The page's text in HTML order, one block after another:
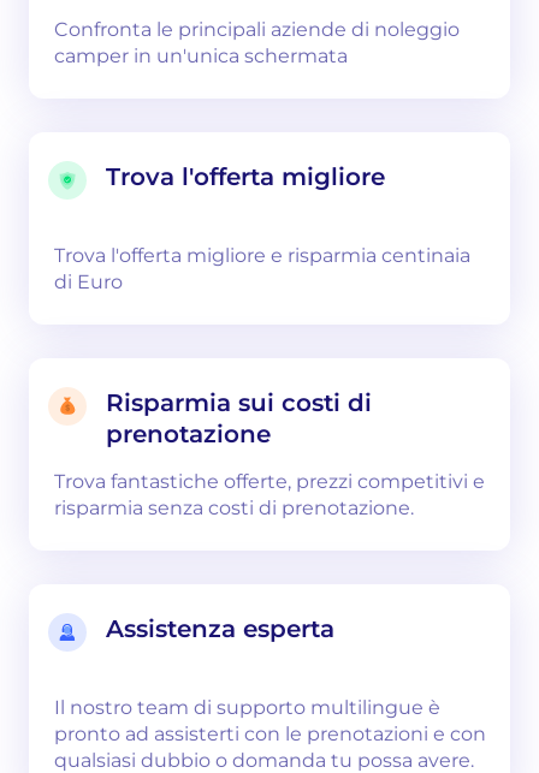
Confronta le principali aziende di noleggio
camper in un'unica schermata
Trova l'offerta migliore
Trova l'offerta migliore e risparmia centinaia
di Euro
Risparmia sui costi di
prenotazione
Trova fantastiche offerte, prezzi competitivi e
risparmia senza costi di prenotazione.
Assistenza esperta
Il nostro team di supporto multilingue è
pronto ad assisterti con le prenotazioni e con
qualsiasi dubbio o domanda tu possa avere.